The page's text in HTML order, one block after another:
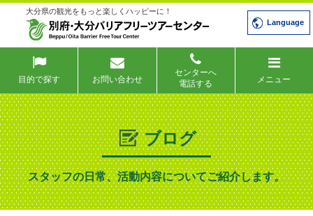
大分県の観光をもっと楽しくハッピーに！
Language
目的で探す お問い合わせ
センターへ
電話する
メニュー
ブログ
スタッフの日常、活動内容についてご紹介します。